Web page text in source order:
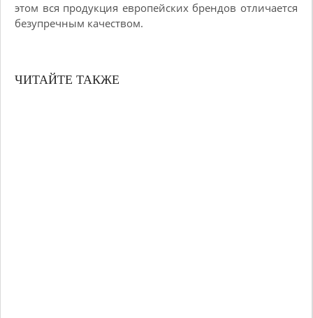
этом вся продукция европейских брендов отличается
безупречным качеством.
ЧИТАЙТЕ ТАКЖЕ